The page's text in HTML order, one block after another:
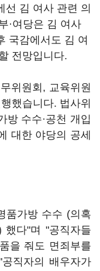
선 김 여사 관련 의
·여당은 김 여사
국감에서도 김 여
전망입니다.
위원회, 교육위원
했습니다. 법사위
방 수수·공천 개입
대한 야당의 공세
품가방 수수 (의혹
다"며 "공직자들
을 줘도 면죄부를
직자의 배우자가